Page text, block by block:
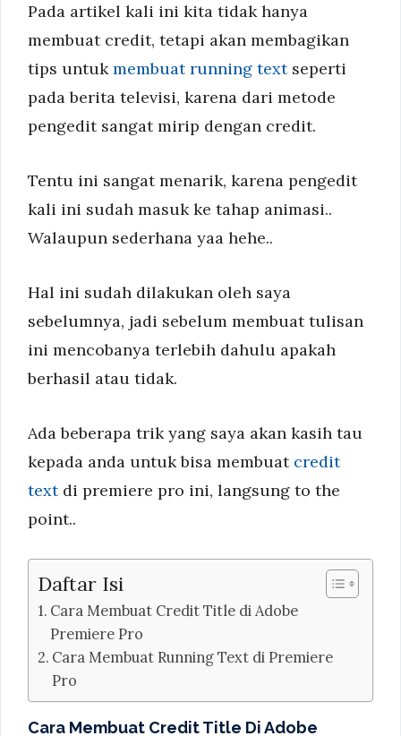
Pada artikel kali ini kita tidak hanya
membuat credit, tetapi akan membagikan
tips untukmembuat running textseperti
pada berita televisi, karena dari metode
pengedit sangat mirip dengan credit.
Tentu ini sangat menarik, karena pengedit
kali ini sudah masuk ke tahap animasi..
Walaupun sederhana yaa hehe..
Hal ini sudah dilakukan oleh saya
sebelumnya, jadi sebelum membuat tulisan
ini mencobanya terlebih dahulu apakah
berhasil atau tidak.
Ada beberapa trik yang saya akan kasih tau
kepada anda untuk bisa membuat credit
textdi premiere pro ini, langsung to the
point..
Daftar Isi
Cara Membuat Credit Title di Adobe
Premiere Pro
Cara Membuat Running Text di Premiere
Pro
Cara Membuat Credit Title Di Adobe